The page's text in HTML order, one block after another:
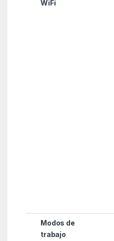
WiFi
Modos de
trabajo